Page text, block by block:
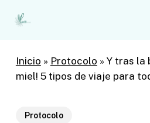
Inicio » Protocolo » Y tras la
miel! 5 tipos de viaje para
Protocolo